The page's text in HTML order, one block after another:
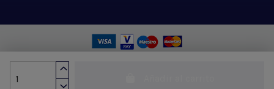
Zulu Tactical S.L. © 2022 | Desarrollado por Expertic